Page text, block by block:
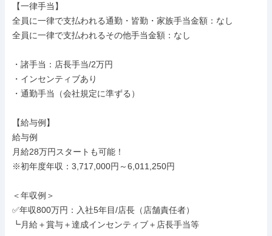
【一律手当】
全員に一律で支払われる通勤・皆勤・家族手当金額：なし
全員に一律で支払われるその他手当金額：なし
・諸手当：店長手当/2万円
・インセンティブあり
・通勤手当（会社規定に準ずる）
【給与例】
給与例
月給28万円スタートも可能！
※初年度年収：3,717,000円～6,011,250円
＜年収例＞
✅年収800万円：入社5年目/店長（店舗責任者）
┗月給＋賞与＋達成インセンティブ＋店長手当等